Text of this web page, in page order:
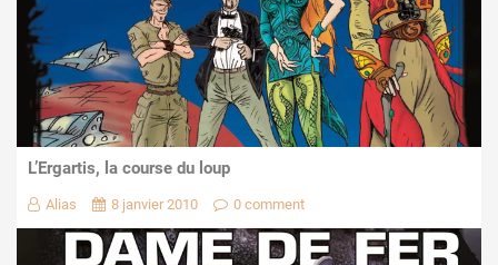
L’Ergartis, la course du loup
Alias 8 janvier 2010 0 comment